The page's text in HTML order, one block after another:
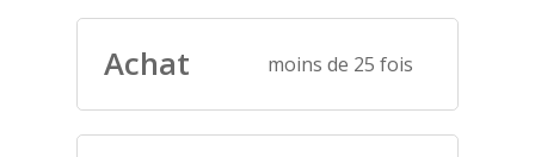
Achat moins de 25 fois